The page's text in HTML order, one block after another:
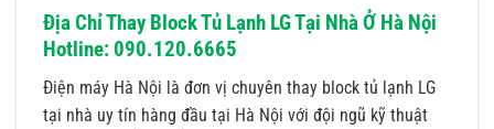
Địa Chỉ Thay Block Tủ Lạnh LG Tại Nhà Ở Hà Nội
Hotline: 090.120.6665
Điện máy Hà Nội là đơn vị chuyên thay block tủ lạnh LG
tại nhà uy tín hàng đầu tại Hà Nội với đội ngũ kỹ thuật